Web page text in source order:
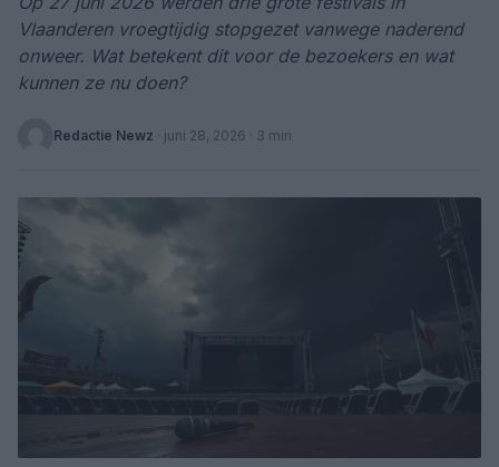
Vlaanderen vroegtijdig stopgezet vanwege naderend
onweer. Wat betekent dit voor de bezoekers en wat
kunnen ze nu doen?
Redactie Newz · juni 28, 2026 · 3 min